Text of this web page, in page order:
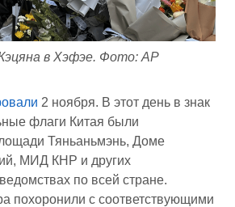
в Хэфэе. Фото: AP
2 ноября. В этот день в знак
флаги Китая были
Тяньаньмэнь, Доме
МИД КНР и других
по всей стране.
похоронили с соответствующими